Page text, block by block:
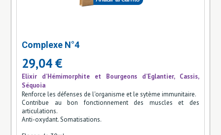
Complexe N°4
29,04 €
Elixir d’Hémimorphite et Bourgeons d’Eglantier, Cassis,
Séquoia
Renforce les défenses de l'organisme et le sytème immunitaire.
Contribue au bon fonctionnement des muscles et des
articulations.
Anti-oxydant. Somatisations.